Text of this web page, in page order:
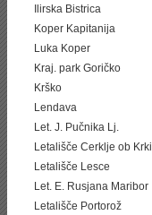
Ilirska Bistrica
Koper Kapitanija
Luka Koper
Kraj. park Goričko
Krško
Lendava
Let. J. Pučnika Lj.
Letališče Cerklje ob Krki
Letališče Lesce
Let. E. Rusjana Maribor
Letališče Portorož